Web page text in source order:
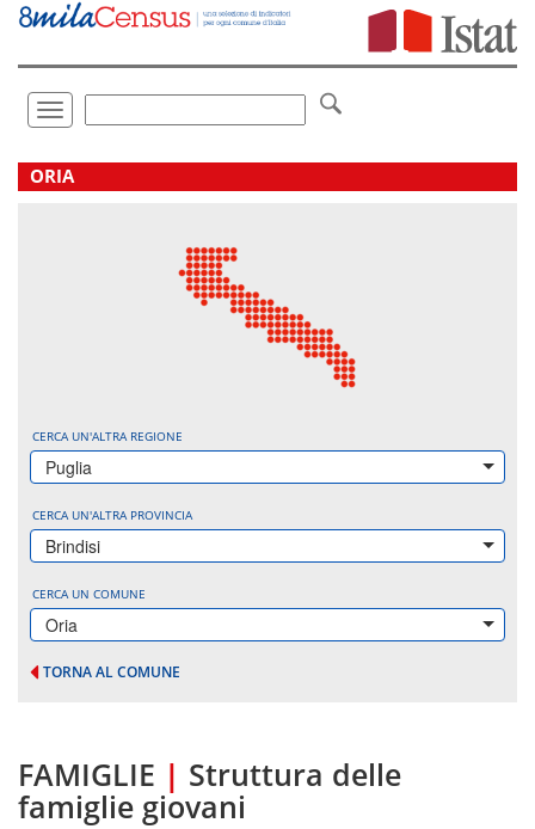
Vai
direttamente
Toggle
navigation
.
ORIA
CERCA UN'ALTRA REGIONE
Puglia
CERCA UN'ALTRA PROVINCIA
Brindisi
CERCA UN COMUNE
Oria
TORNA AL COMUNE
FAMIGLIE | Struttura delle
famiglie giovani